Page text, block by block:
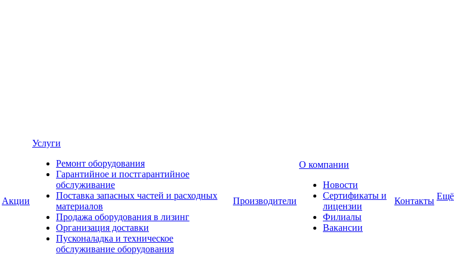
Акции
Услуги
Ремонт оборудования
Гарантийное и постгарантийное
обслуживание
Поставка запасных частей и расходных
материалов
Продажа оборудования в лизинг
Организация доставки
Пусконаладка и техническое
обслуживание оборудования
Производители
О компании
Новости
Сертификаты и
лицензии
Филиалы
Вакансии
Контакты Ещё